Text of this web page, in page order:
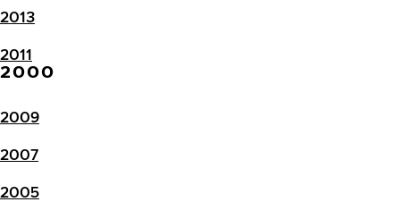
2013
2011
2000
2009
2007
2005